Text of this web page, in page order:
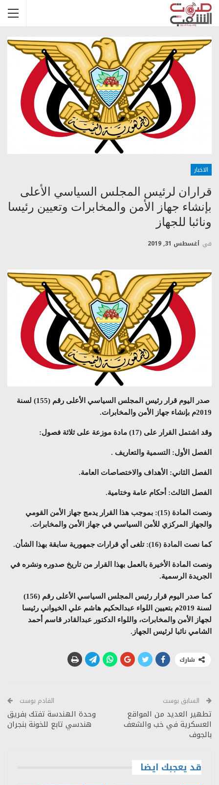
الاخبار
قراران لرئيس المجلس السياسي الأعلى
بإنشاء جهاز الأمن والمخابرات وتعيين رئيسا
ونائبا للجهاز
في أغسطس 31, 2019
صدر اليوم قرار رئيس المجلس السياسي الأعلى رقم (155) لسنة
2019م بإنشاء جهاز الأمن والمخابرات.
وقد اشتمل القرار على (17) مادة موزعة على ثلاثة فصول:
الفصل الأول: التسمية والتعاريف .
الفصل الثاني: الأهداف والاختصاصات العامة.
الفصل الثالث: أحكام عامة وختامية.
ونصت المادة (15): بموجب هذا القرار يدمج جهاز الأمن القومي
والجهاز المركزي للأمن السياسي في جهاز الأمن والمخابرات.
كما نصت المادة (16): تلغى أي قرارات جمهورية سابقة بهذا الشأن.
ونصت المادة الأخيرة بالعمل بهذا القرار من تاريخ صدوره ونشره في
الجريدة الرسمية.
كما صدر اليوم قرار رئيس المجلس السياسي الأعلى رقم (156)
لسنة 2019م بتعيين اللواء عبدالحكيم هاشم علي الخيواني رئيسا
لجهاز الأمن والمخابرات، واللواء الدكتور عبدالقادر قاسم أحمد
الشامي نائبا لرئيس الجهاز.
شارك
السابق بوست
تطهير العديد من المواقع
العسكرية في خب والشعف
بالجوف
القادم بوست
وحدة الهندسة تفتك بفريق
هندسي تابع للخونة بنجران
قد يعجبك ايضا